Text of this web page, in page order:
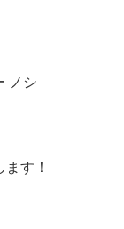
ノシ
す！